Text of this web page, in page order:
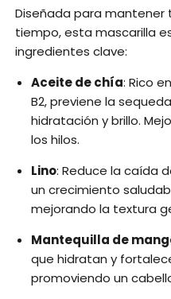
Diseñada para
tiempo, esta mascarilla
ingredientes clave:
Aceite de chía: Rico
B2, previene la
hidratación y brillo.
los hilos.
Lino: Reduce la caída
un crecimiento
mejorando la textura
Mantequilla de
que hidratan y
promoviendo un